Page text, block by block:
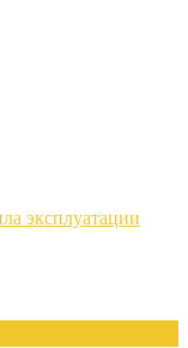
эксплуатации